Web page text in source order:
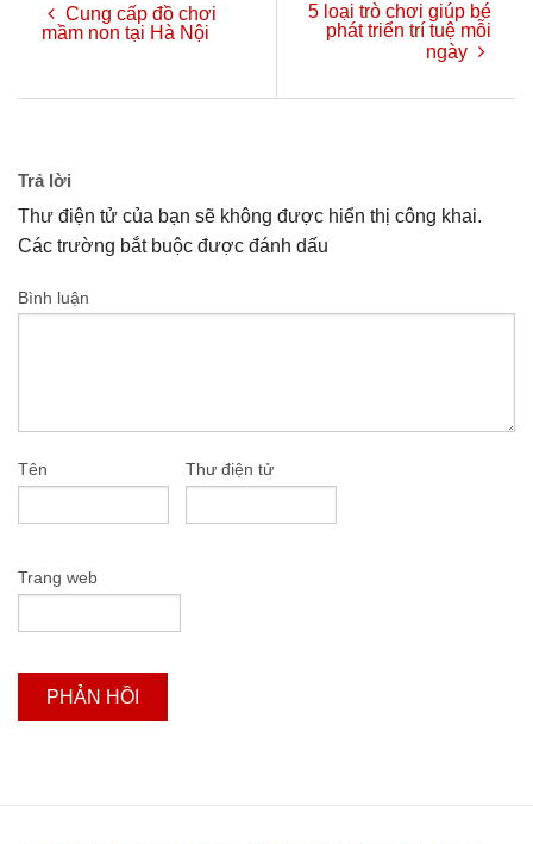
Cung cấp đồ chơi
mầm non tại Hà Nội
5 loại trò chơi giúp bé
phát triển trí tuệ mỗi
ngày
Trả lời
Thư điện tử của bạn sẽ không được hiển thị công khai.
Các trường bắt buộc được đánh dấu
Bình luận
Tên Thư điện tử
Trang web